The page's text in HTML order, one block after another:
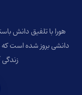
هورا با تلفیق دانش
دانشی بروز شده است که
زندگی